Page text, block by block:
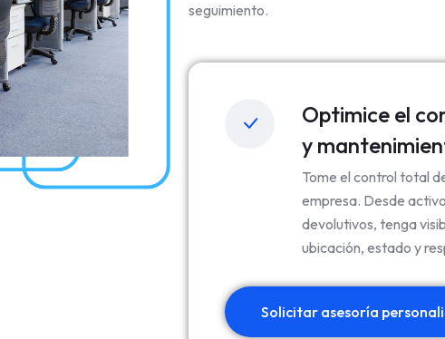
seguimiento.
Optimice el
y
Tome el control total
empresa. Desde
devolutivos, tenga
ubicación, estado y
Solicitar asesoría